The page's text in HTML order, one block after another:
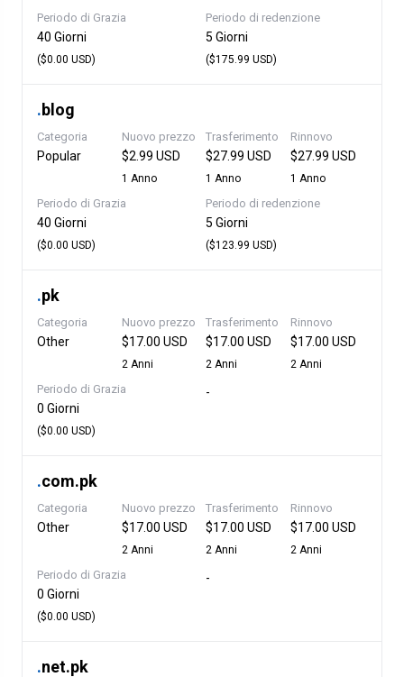
Periodo di Grazia
40 Giorni
($0.00 USD)
Periodo di redenzione
5 Giorni
($175.99 USD)
.blog
Categoria
Popular
Nuovo prezzo
$2.99 USD
1 Anno
Trasferimento
$27.99 USD
1 Anno
Rinnovo
$27.99 USD
1 Anno
Periodo di Grazia
40 Giorni
($0.00 USD)
Periodo di redenzione
5 Giorni
($123.99 USD)
.pk
Categoria
Other
Nuovo prezzo
$17.00 USD
2 Anni
Trasferimento
$17.00 USD
2 Anni
Rinnovo
$17.00 USD
2 Anni
Periodo di Grazia
0 Giorni
($0.00 USD)
-
.com.pk
Categoria
Other
Nuovo prezzo
$17.00 USD
2 Anni
Trasferimento
$17.00 USD
2 Anni
Rinnovo
$17.00 USD
2 Anni
Periodo di Grazia
0 Giorni
($0.00 USD)
-
.net.pk